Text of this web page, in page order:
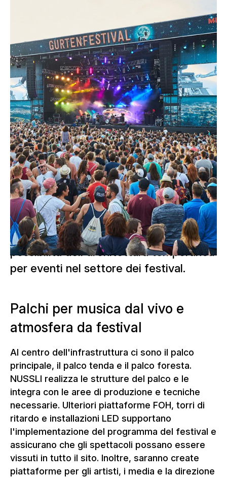
festival musicali all'aperto della
Svizzera e ogni estate trasforma la
montagna locale di Berna in un luogo di
incontro per gli appassionati di musica
svizzeri e stranieri. NUSSLI supporta
l'evento dal 2003 con palchi
temporanei, aree di ospitalità e
un'ampia infrastruttura per gli eventi.
Anno dopo anno, sul sito del festival
vengono costruite numerose strutture
per i visitatori, gli artisti, gli sponsor e
gli organizzatori. Questa collaborazione
di lunga data rende il Gurtenfestival un
esempio impressionante delle versatili
possibilità dell'architettura temporanea
per eventi nel settore dei festival.
Palchi per musica dal vivo e
atmosfera da festival
Al centro dell'infrastruttura ci sono il palco
principale, il palco tenda e il palco foresta.
NUSSLI realizza le strutture del palco e le
integra con le aree di produzione e tecniche
necessarie. Ulteriori piattaforme FOH, torri di
ritardo e installazioni LED supportano
l'implementazione del programma del festival e
assicurano che gli spettacoli possano essere
vissuti in tutto il sito. Inoltre, saranno create
piattaforme per gli artisti, i media e la direzione